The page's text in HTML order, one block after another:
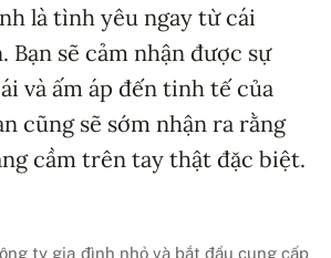
là tình yêu ngay từ cái
Bạn sẽ cảm nhận được sự
và ấm áp đến tinh tế của
cũng sẽ sớm nhận ra rằng
cầm trên tay thật đặc biệt.
ty gia đình nhỏ và bắt đầu cung cấp